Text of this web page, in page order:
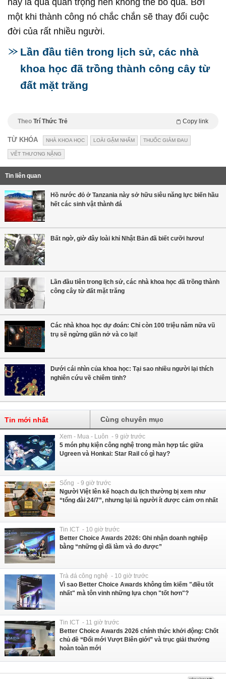
này là quá quan trọng nên không thể bỏ qua. Bởi
một khi thành công nó chắc chắn sẽ thay đổi cuộc
đời của rất nhiều người.
Lần đầu tiên trong lịch sử, các nhà
khoa học đã trồng thành công cây từ
đất mặt trăng
Theo Trí Thức Trẻ Copy link
TỪ KHÓA NHÀ KHOA HỌC LOÀI GẶM NHẤM THUỐC GIẢM ĐAU
VẾT THƯƠNG NẶNG
Tin liên quan
Hồ nước đỏ ở Tanzania này sở hữu siêu năng lực biến hầu
hết các sinh vật thành đá
Bất ngờ, giờ đây loài khỉ Nhật Bản đã biết cưỡi hươu!
Lần đầu tiên trong lịch sử, các nhà khoa học đã trồng thành
công cây từ đất mặt trăng
Các nhà khoa học dự đoán: Chỉ còn 100 triệu năm nữa vũ
trụ sẽ ngừng giãn nở và co lại!
Dưới cái nhìn của khoa học: Tại sao nhiều người lại thích
nghiên cứu về chiêm tinh?
Tin mới nhất Cùng chuyên mục
Xem - Mua - Luôn - 9 giờ trước
5 món phụ kiện công nghệ trong màn hợp tác giữa
Ugreen và Honkai: Star Rail có gì hay?
Sống - 9 giờ trước
Người Việt lên kế hoạch du lịch thường bị xem như
“tổng đài 24/7”, nhưng lại là người ít được cảm ơn nhất
Tin ICT - 10 giờ trước
Better Choice Awards 2026: Ghi nhận doanh nghiệp
bằng “những gì đã làm và đo được”
Trà đá công nghệ - 10 giờ trước
Vì sao Better Choice Awards không tìm kiếm "điều tốt
nhất" mà tôn vinh những lựa chọn "tốt hơn"?
Tin ICT - 11 giờ trước
Better Choice Awards 2026 chính thức khởi động: Chốt
chủ đề “Đổi mới Vượt Biên giới” và trục giải thưởng
hoàn toàn mới